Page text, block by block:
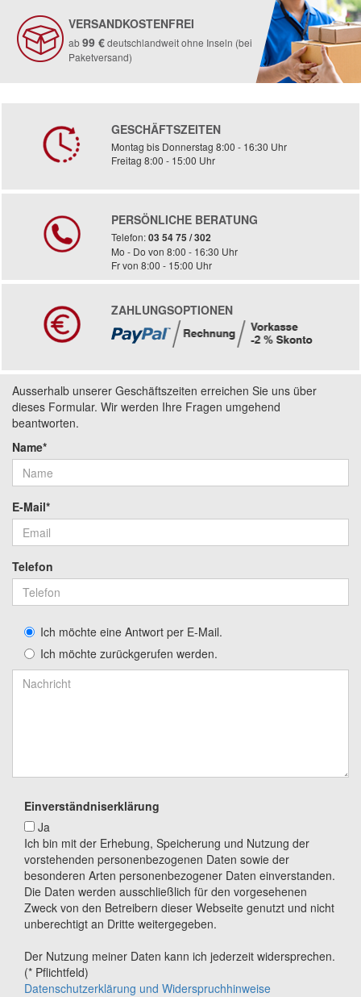
VERSANDKOSTENFREI
ab99 €deutschlandweit ohne Inseln (bei
Paketversand)
GESCHÄFTSZEITEN
Montag bis Donnerstag 8:00 - 16:30 Uhr
Freitag 8:00 - 15:00 Uhr
PERSÖNLICHE BERATUNG
Telefon:03 54 75 / 302
Mo - Do von 8:00 - 16:30 Uhr
Fr von 8:00 - 15:00 Uhr
ZAHLUNGSOPTIONEN
Ausserhalb unserer Geschäftszeiten erreichen Sie uns über
dieses Formular. Wir werden Ihre Fragen umgehend
beantworten.
Name*
E-Mail*
Telefon
Ich möchte eine Antwort per E-Mail.
Ich möchte zurückgerufen werden.
Einverständniserklärung
Ja
Ich bin mit der Erhebung, Speicherung und Nutzung der
vorstehenden personenbezogenen Daten sowie der
besonderen Arten personenbezogener Daten einverstanden.
Die Daten werden ausschließlich für den vorgesehenen
Zweck von den Betreibern dieser Webseite genutzt und nicht
unberechtigt an Dritte weitergegeben.
Der Nutzung meiner Daten kann ich jederzeit widersprechen.
(* Pflichtfeld)
Datenschutzerklärung und Widerspruchhinweise